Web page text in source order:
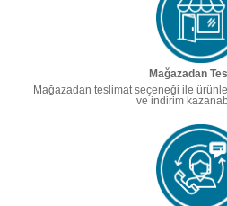
Mağazadan
Mağazadan teslimat seçeneği ile
ve indirim